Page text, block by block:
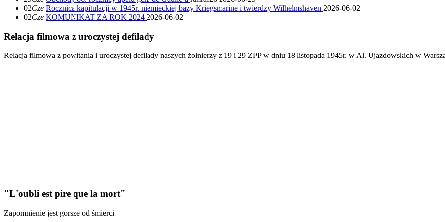
02Cze Rocznica kapitulacji w 1945r. niemieckiej bazy Kriegsmarine i twierdzy Wilhelmshaven 2026-06-02
02Cze KOMUNIKAT ZA ROK 2024 2026-06-02
Relacja filmowa z uroczystej defilady
Relacja filmowa z powitania i uroczystej defilady naszych żołnierzy z 19 i 29 ZPP w dniu 18 listopada 1945r. w Al. Ujazdowskich w
"L'oubli est pire que la mort"
Zapomnienie jest gorsze od śmierci